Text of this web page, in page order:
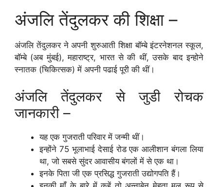
अंजलि तेंदुलकर की शिक्षा –
अंजलि तेंदुलकर ने अपनी शुरुआती शिक्षा बॉम्बे इंटरनेशनल स्कूल,
बॉम्बे (अब मुंबई), महाराष्ट्र, भारत से की थीं, उसके बाद इन्होने
स्नातक (चिकित्सक) में अपनी पढाई पूरी की थीं।
अंजलि तेंदुलकर से जुडी रोचक
जानकारी –
यह एक गुजराती परिवार में जन्मी थीं।
इन्होंने 75 भूलाभाई देसाई रोड एक आलीशान बंगला लिया
था, जो सबसे सुंदर आवासीय बंगलों में से एक था।
इनके पिता जी एक प्रसिद्ध गुजराती उद्योगपति हैं।